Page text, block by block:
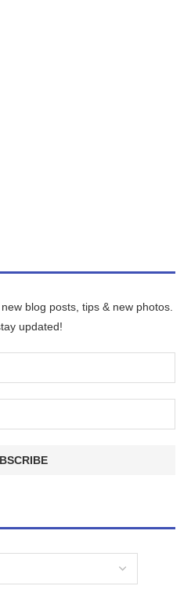
blog posts, tips & new photos.
updated!